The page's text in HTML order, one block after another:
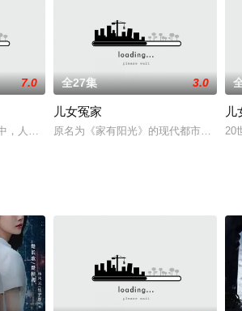
7.0
，人工智能AI已经基本上在各行各业代替了人类
全27集 3.0
儿女冤家
原名为《家有阳光》的现代都市家庭情
儿
20